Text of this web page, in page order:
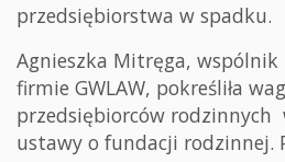
przedsiębiorstwa w spadku.
Agnieszka Mitręga, wspólnik
firmie GWLAW, pokreśliła
przedsiębiorców rodzinnych
ustawy o fundacji rodzinnej.